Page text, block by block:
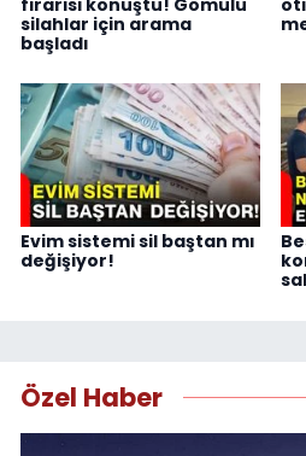
silahlar için arama
başladı
Evim sistemi sil baştan mı
değişiyor!
Özel Haber